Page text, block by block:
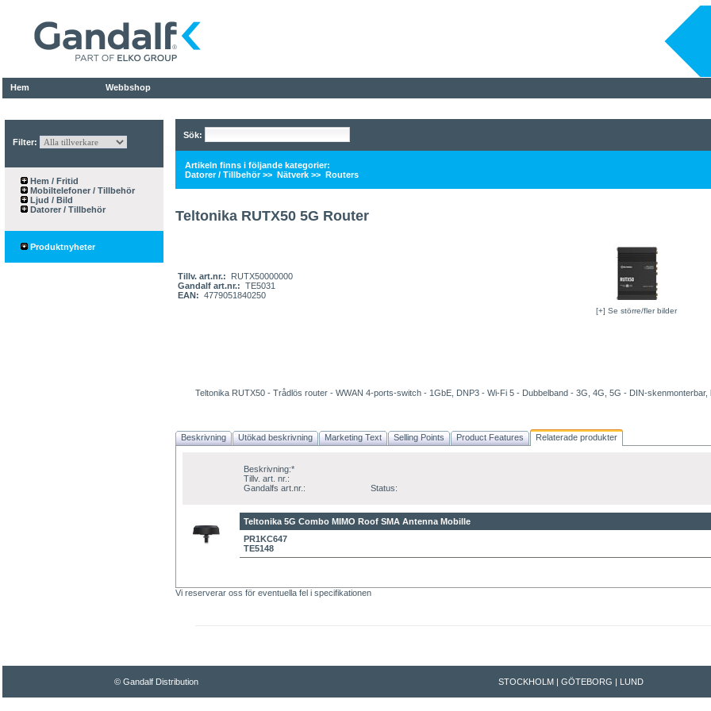
Hem Webbshop
Filter:
Hem / Fritid
Mobiltelefoner / Tillbehör
Ljud / Bild
Datorer / Tillbehör
Produktnyheter
Sök:
Artikeln finns i följande kategorier:
Datorer / Tillbehör>> Nätverk >> Routers
Teltonika RUTX50 5G Router
Tillv. art.nr.:
RUTX50000000
Gandalf art.nr.: TE5031
EAN: 4779051840250
[+] Se större/fler bilder
Teltonika RUTX50 - Trådlös router - WWAN 4-ports-switch - 1GbE, DNP3 - Wi-Fi 5 - Dubbelband - 3G, 4G, 5G - DIN-skenmonterbar,
Beskrivning Utökad beskrivning Marketing Text Selling Points Product Features Relaterade produkter
Beskrivning:*
Tillv. art. nr.:
Gandalfs art.nr.:
Status:
Teltonika 5G Combo MIMO Roof SMA Antenna Mobille
PR1KC647
TE5148
Vi reserverar oss för eventuella fel i specifikationen
© Gandalf Distribution STOCKHOLM | GÖTEBORG | LUND